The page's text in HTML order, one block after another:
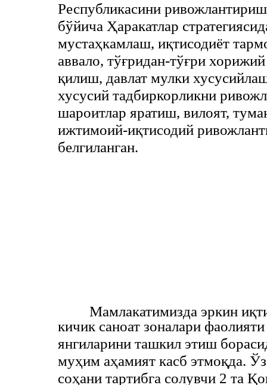
Республикасини
бўйича Ҳаракатлар
мустаҳкамлаш, иқтисодиёт
аввало, тўғридан-тўғри
қилиш, давлат мулки
хусусий тадбиркорликни
шароитлар яратиш, вилоят,
ижтимоий-иқтисодий
белгиланган.
Мамлакатимизда эркин
кичик саноат зоналари
янгиларини ташкил этиш
муҳим аҳамият касб этмоқда.
соҳани тартибга солувчи 2 та